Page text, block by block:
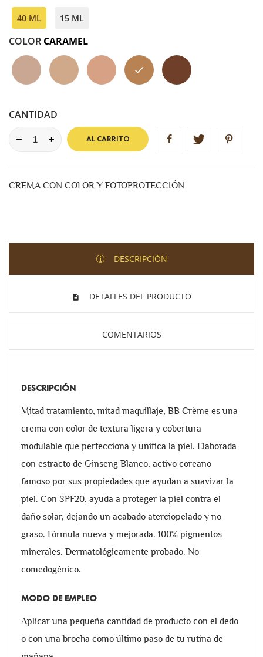
40 ML 15 ML
COLOR CARAMEL
CLAIR NUDE DOR CARAMEL CHOCOLAT
CANTIDAD
AL CARRITO
CREMA CON COLOR Y FOTOPROTECCIÓN
DESCRIPCIÓN
DETALLES DEL PRODUCTO
COMENTARIOS
DESCRIPCIÓN
Mitad tratamiento, mitad maquillaje, BB Crème es una
crema con color de textura ligera y cobertura
modulable que perfecciona y unifica la piel. Elaborada
con estracto de Ginseng Blanco, activo coreano
famoso por sus propiedades que ayudan a suavizar la
piel. Con SPF20, ayuda a proteger la piel contra el
daño solar, dejando un acabado aterciopelado y no
graso. Fórmula nueva y mejorada. 100% pigmentos
minerales. Dermatológicamente probado. No
comedogénico.
MODO DE EMPLEO
Aplicar una pequeña cantidad de producto con el dedo
o con una brocha como último paso de tu rutina de